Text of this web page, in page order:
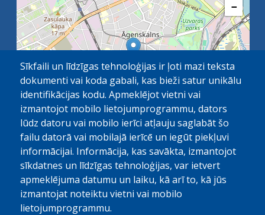
−
1 km OpenStreetMap contributors
Sīkfaili un līdzīgas tehnoloģijas ir ļoti mazi teksta
dokumenti vai koda gabali, kas bieži satur unikālu
identifikācijas kodu. Apmeklējot vietni vai
izmantojot mobilo lietojumprogrammu, dators
lūdz datoru vai mobilo ierīci atļauju saglabāt šo
failu datorā vai mobilajā ierīcē un iegūt piekļuvi
informācijai. Informācija, kas savākta, izmantojot
sīkdatnes un līdzīgas tehnoloģijas, var ietvert
apmeklējuma datumu un laiku, kā arī to, kā jūs
izmantojat noteiktu vietni vai mobilo
lietojumprogrammu.